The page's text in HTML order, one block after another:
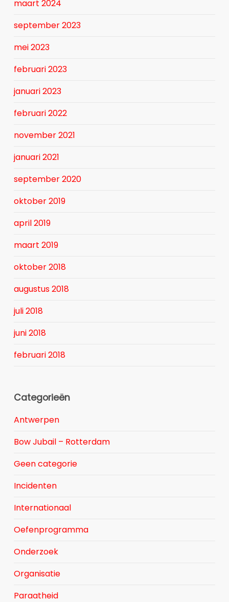
maart 2024
september 2023
mei 2023
februari 2023
januari 2023
februari 2022
november 2021
januari 2021
september 2020
oktober 2019
april 2019
maart 2019
oktober 2018
augustus 2018
juli 2018
juni 2018
februari 2018
Categorieën
Antwerpen
Bow Jubail – Rotterdam
Geen categorie
Incidenten
Internationaal
Oefenprogramma
Onderzoek
Organisatie
Paraatheid